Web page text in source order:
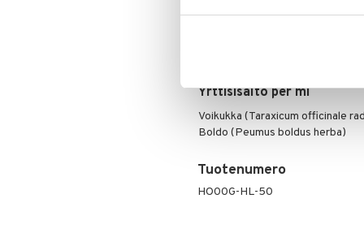
Vesi, alkoholi (45 %), Yrttiuute
Yrttisisältö per ml
Voikukka (Taraxicum officinale
Boldo (Peumus boldus herba)
Tuotenumero
HO00G-HL-50